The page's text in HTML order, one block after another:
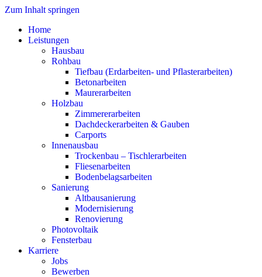
Zum Inhalt springen
Home
Leistungen
Hausbau
Rohbau
Tiefbau (Erdarbeiten- und Pflasterarbeiten)
Betonarbeiten
Maurerarbeiten
Holzbau
Zimmererarbeiten
Dachdeckerarbeiten & Gauben
Carports
Innenausbau
Trockenbau – Tischlerarbeiten
Fliesenarbeiten
Bodenbelagsarbeiten
Sanierung
Altbausanierung
Modernisierung
Renovierung
Photovoltaik
Fensterbau
Karriere
Jobs
Bewerben